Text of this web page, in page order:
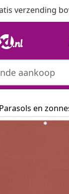
verzending
en